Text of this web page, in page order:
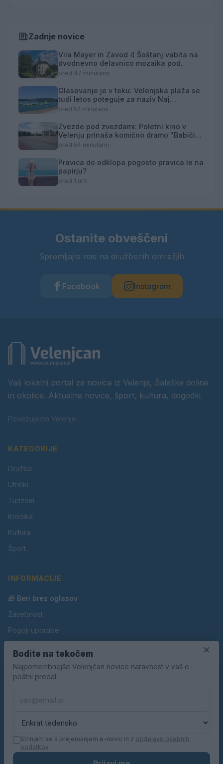
Zadnje novice
Vila Mayer in Zavod 4 Šoštanj vabita na
dvodnevno delavnico mozaika pod
mentorstvom Mojce Marije Černivšek
pred 47 minutami
Glasovanje je v teku: Velenjska plaža se
tudi letos poteguje za naziv Naj
kopališče
pred 52 minutami
Zvezde pod zvezdami: Poletni kino v
Velenju prinaša komično dramo "Babičin
vnuk"
pred 54 minutami
Pravica do odklopa pogosto pravica le na
papirju?
pred 1 uro
Ostanite obveščeni
Spremljajte nas na družbenih omrežjih
Facebook Instagram
Vaš lokalni portal za novice iz Velenja, Šaleške doline
in okolice. Aktualne novice, šport, kultura, dogodki.
Povezujemo Velenje.
KATEGORIJE
Družba
Utrinki
Turizem
Kronika
Kultura
Šport
INFORMACIJE
🎁 Beri brez oglasov
Zasebnost
Pogoji uporabe
Oglaševanje
Kontakt
×
Bodite na tekočem
Najpomembnejše Velenjčan novice naravnost v vaš e-
poštni predal.
Strinjam se s prejemanjem e-novic in z obdelavo osebnih
podatkov.